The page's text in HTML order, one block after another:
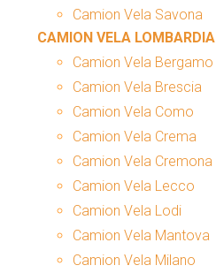
Camion Vela Savona
CAMION VELA LOMBARDIA
Camion Vela Bergamo
Camion Vela Brescia
Camion Vela Como
Camion Vela Crema
Camion Vela Cremona
Camion Vela Lecco
Camion Vela Lodi
Camion Vela Mantova
Camion Vela Milano